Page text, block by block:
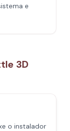
e
3D
o instalador